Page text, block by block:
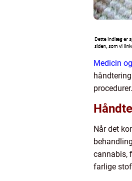
Medicin
Når det
cannabis,
farlige